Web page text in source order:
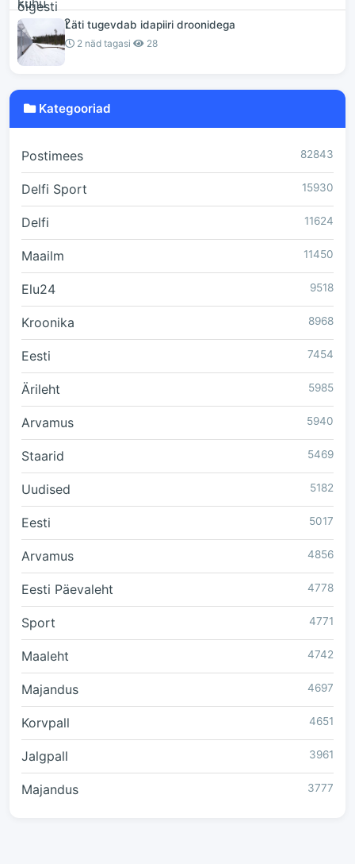
Läti tugevdab idapiiri droonidega
2 näd tagasi 28
Kategooriad
Postimees 82843
Delfi Sport 15930
Delfi 11624
Maailm 11450
Elu24 9518
Kroonika 8968
Eesti 7454
Ärileht 5985
Arvamus 5940
Staarid 5469
Uudised 5182
Eesti 5017
Arvamus 4856
Eesti Päevaleht 4778
Sport 4771
Maaleht 4742
Majandus 4697
Korvpall 4651
Jalgpall 3961
Majandus 3777